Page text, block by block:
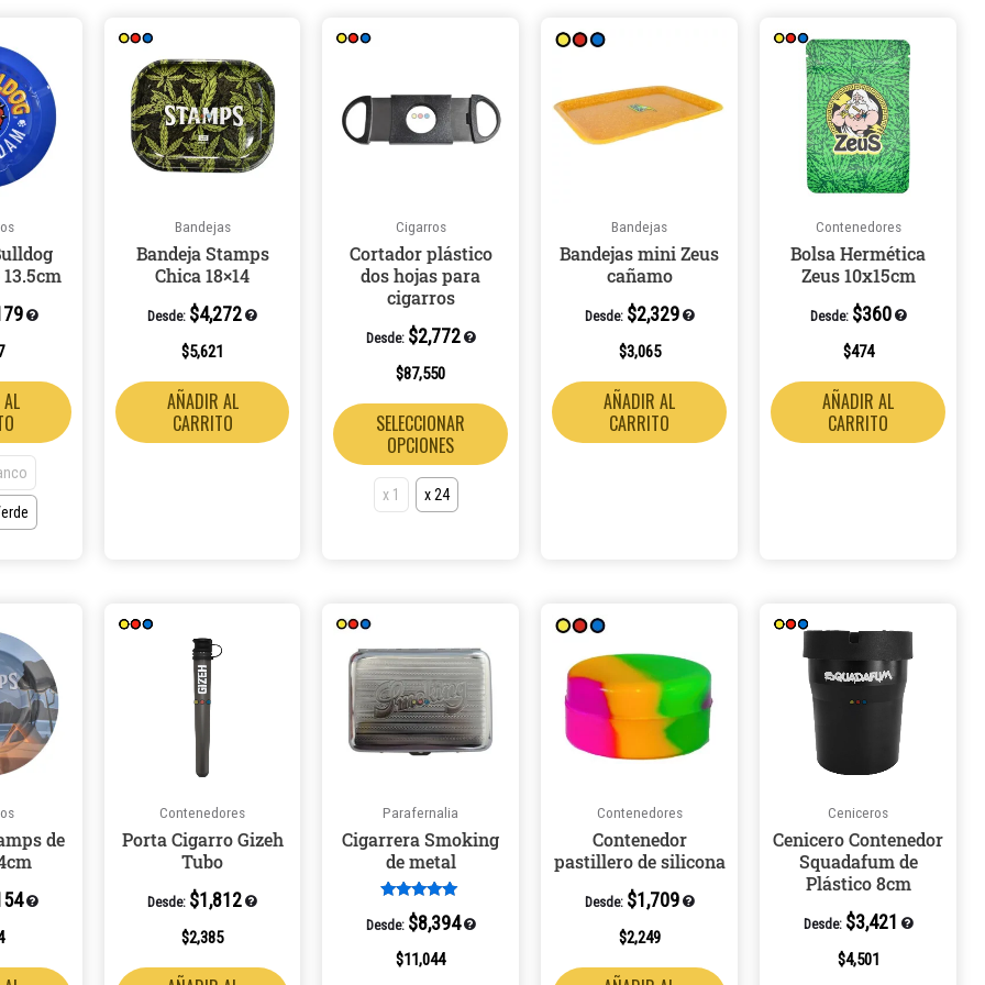
múltiples
variantes.
de
producto
Bandejas
Bandeja Stamps
Chica 18×14
Desde: $4,272
$5,621
AÑADIR AL
CARRITO
Cigarros
Cortador plástico
dos hojas para
cigarros
Desde: $2,772
$87,550
SELECCIONAR
OPCIONES
múltiples
producto
x 1 x 24
Bandejas
Bandejas mini Zeus
cañamo
Desde: $2,329
$3,065
AÑADIR AL
CARRITO
Contenedores
Bolsa Hermética
Zeus 10x15cm
Desde: $360
$474
AÑADIR AL
CARRITO
de
Contenedores
Porta Cigarro Gizeh
Tubo
Desde: $1,812
$2,385
variantes.
Parafernalia
Cigarrera Smoking
de metal
Valorado en
5.00
Desde: $8,394
$11,044
múltiples
variantes.
Contenedores
Contenedor
pastillero de silicona
Desde: $1,709
$2,249
Ceniceros
Cenicero Contenedor
Squadafum de
Plástico 8cm
Desde: $3,421
$4,501